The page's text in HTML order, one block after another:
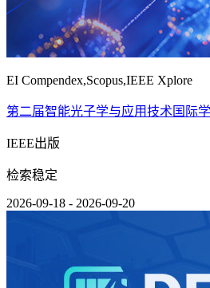
EI Compendex,Scopus,IEEE Xplore
第二届智能光子学与应用技术国际学
IEEE出版
检索稳定
2026-09-18 - 2026-09-20